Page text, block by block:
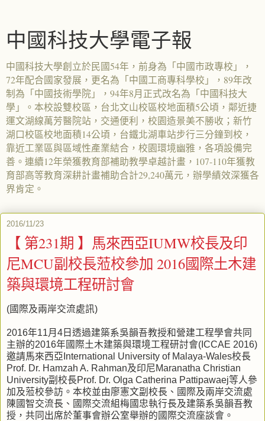
中國科技大學電子報
中國科技大學創立於民國54年，前身為「中國市政專校」，
72年配合國家發展，更名為「中國工商專科學校」，89年改
制為「中國技術學院」，94年8月正式改名為「中國科技大
學」。本校設雙校區，台北文山校區校地面積5公頃，鄰近捷
運文湖線萬芳醫院站，交通便利，校園造景美不勝收；新竹
湖口校區校地面積14公頃，台鐵北湖車站步行三分鐘到校，
靠近工業區與區域性產業結合，校園環境幽雅，各項設備完
善。連續12年榮獲教育部補助教學卓越計畫，107-110年獲教
育部高等教育深耕計畫補助合計29,240萬元，辦學績效深獲各
界肯定。
2016/11/23
【 第231期 】馬來西亞IUMW校長及印
尼MCU副校長蒞校參加 2016國際土木建
築與環境工程研討會
(國際及兩岸交流處訊)
2016年11月4日透過建築系吳韻吾教授和營建工程學會共同
主辦的2016年國際土木建築與環境工程研討會(ICCAE 2016)
邀請馬來西亞International University of Malaya-Wales校長
Prof. Dr. Hamzah A. Rahman及印尼Maranatha Christian
University副校長Prof. Dr. Olga Catherina Pattipawaej等人參
加及蒞校參訪。本校並由廖憲文副校長、國際及兩岸交流處
陳國智交流長、國際交流組梅國忠執行長及建築系吳韻吾教
授，共同出席於董事會辦公室舉辦的國際交流座談會。